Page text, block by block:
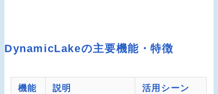
DynamicLakeの主要機能・特徴
機能
説明 活用シーン